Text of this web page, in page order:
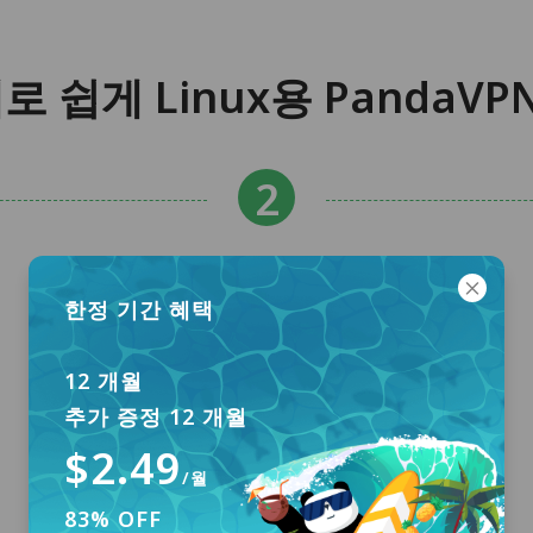
쉽게 Linux용
한정 기간 혜택
12 개월
추가 증정 12 개월
$2.49/월
83% OFF